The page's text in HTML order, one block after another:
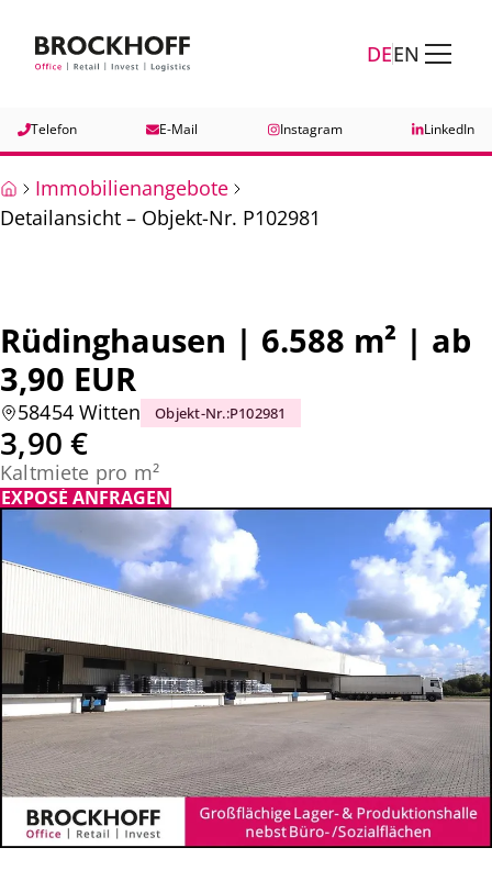
Zum Fuß springen
DEEN
Telefon E-Mail Instagram LinkedIn
Immobilienangebote
Detailansicht – Objekt-Nr. P102981
Rüdinghausen | 6.588 m² | ab
3,90 EUR
58454 Witten Objekt-Nr.:P102981
3,90 €
Kaltmiete pro m²
EXPOSÉ ANFRAGEN